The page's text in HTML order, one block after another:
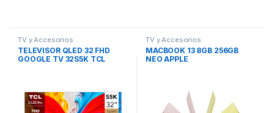
TV y Accesorios
TELEVISOR QLED 32 FHD
GOOGLE TV 32S5K TCL
TV y Accesorios
MACBOOK 13 8GB 256GB
NEO APPLE